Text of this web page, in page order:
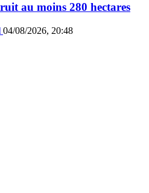
au moins 280 hectares
04/08/2026, 20:48